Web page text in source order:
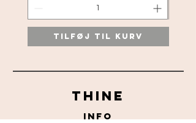
Tilføj til kurv
THINE
info